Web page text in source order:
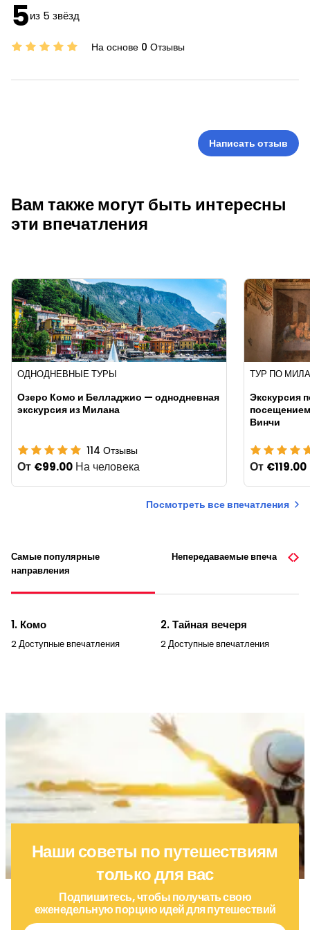
5из 5 звёзд
На основе 0 Отзывы
Написать отзыв
Вам также могут быть интересны
эти впечатления
ОДНОДНЕВНЫЕ ТУРЫ
Озеро Комо и Белладжио — однодневная
экскурсия из Милана
114 Отзывы
От €99.00 На человека
ТУР ПО
Экскурсия
Винчи
От €119.00
Посмотреть все впечатления
Самые популярные
направления
Непередаваемые впечатления
1. Комо
2 Доступные впечатления
2. Тайная вечеря
2 Доступные впечатления
Наши советы по путешествиям
только для вас
Подпишитесь, чтобы получать свою
еженедельную порцию идей для путешествий